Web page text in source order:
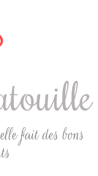
fait des bons